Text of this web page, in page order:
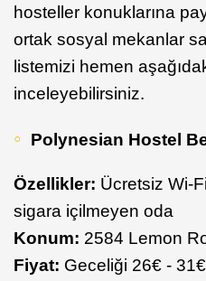
hosteller konuklarına
ortak sosyal mekanlar
listemizi hemen
inceleyebilirsiniz.
Polynesian Hostel
Özellikler: Ücretsiz Wi-
sigara içilmeyen oda
Konum: 2584 Lemon
Fiyat: Geceliği 26€ -